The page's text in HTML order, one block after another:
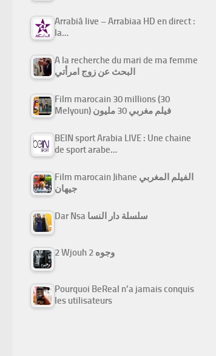
Arrabiâ live – Arrabiaa HD en direct :
la…
A la recherche du mari de ma femme
البحث عن زوج امرأتي
Film marocain 30 millions (30
Melyoun) فيلم مغربي 30 مليون
BEIN sport Arabia LIVE : Une chaine
de sport arabe…
Film marocain Jihane الفيلم المغربي
جيهان
Dar Nsa سلسلة دار النسا
2 Wjouh 2 وجوه
Pourquoi BeReal n’a jamais conquis
les utilisateurs